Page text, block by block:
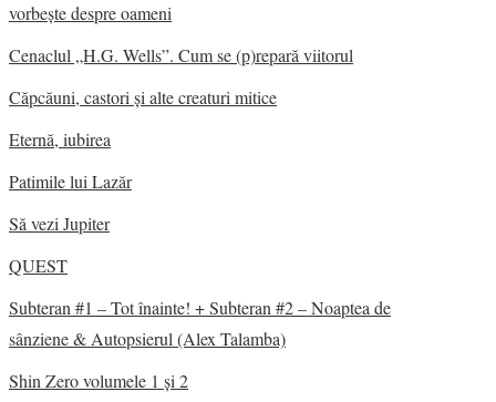
vorbește despre oameni
Cenaclul „H.G. Wells”. Cum se (p)repară viitorul
Căpcăuni, castori și alte creaturi mitice
Eternă, iubirea
Patimile lui Lazăr
Să vezi Jupiter
QUEST
Subteran #1 – Tot înainte! + Subteran #2 – Noaptea de
sânziene & Autopsierul (Alex Talamba)
Shin Zero volumele 1 și 2